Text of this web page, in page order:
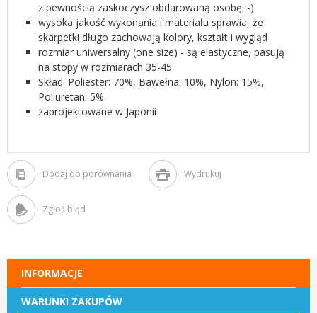
z pewnością zaskoczysz obdarowaną osobę :-)
wysoka jakość wykonania i materiału sprawia, że
skarpetki długo zachowają kolory, kształt i wygląd
rozmiar uniwersalny (one size) - są elastyczne, pasują
na stopy w rozmiarach 35-45
Skład: Poliester: 70%, Bawełna: 10%, Nylon: 15%,
Poliuretan: 5%
zaprojektowane w Japonii
Dodaj do porównania Wydrukuj
Zgłoś błąd
INFORMACJE
WARUNKI ZAKUPÓW